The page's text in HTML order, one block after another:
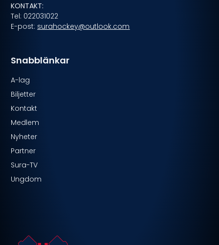
Snabblänkar
A-lag
Biljetter
Kontakt
Medlem
Nyheter
Partner
Sura-TV
Ungdom
KONTAKT:
Tel: 022031022
E-post: surahockey@outlook.com